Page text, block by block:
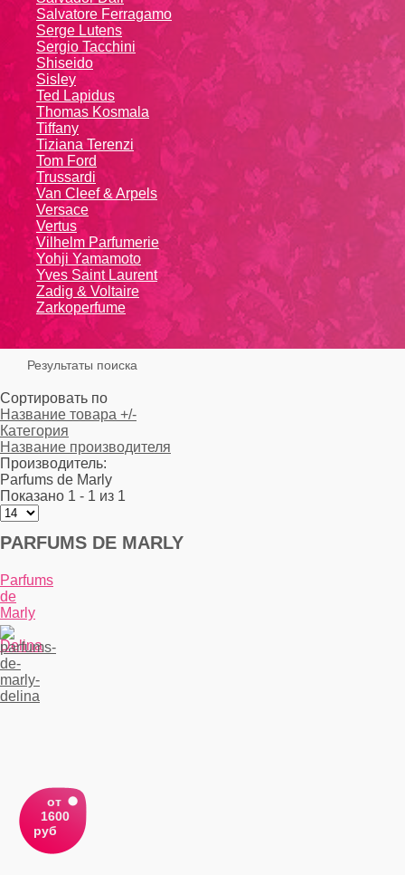
Salvatore Ferragamo
Serge Lutens
Sergio Tacchini
Shiseido
Sisley
Ted Lapidus
Thomas Kosmala
Tiffany
Tiziana Terenzi
Tom Ford
Trussardi
Van Cleef & Arpels
Versace
Vertus
Vilhelm Parfumerie
Yohji Yamamoto
Yvеs Sаint Lаurеnt
Zadig & Voltaire
Zarkoperfume
Результаты поиска
Сортировать по
Название товара +/-
Категория
Название производителя
Производитель:
Parfums de Marly
Показано 1 - 1 из 1
PARFUMS DE MARLY
Parfums
de
Marly
-
Delina
от
1600
руб